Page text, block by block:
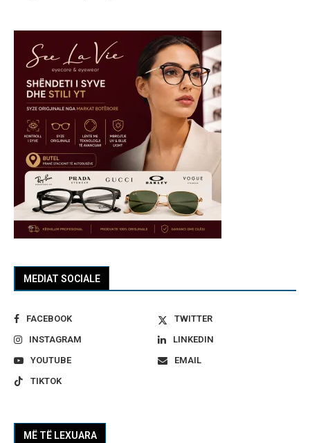
MEDIAT SOCIALE
FACEBOOK
TWITTER
INSTAGRAM
LINKEDIN
YOUTUBE
EMAIL
TIKTOK
MË TË LEXUARA